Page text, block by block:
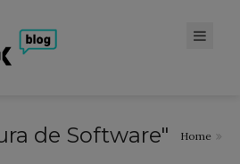
de Software" Home